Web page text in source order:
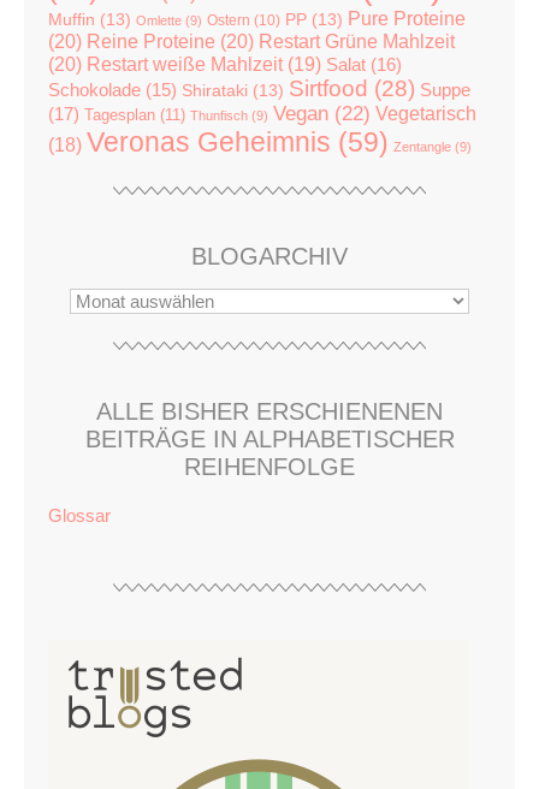
Muffin (13) Omlette (9) Ostern (10) PP (13) Pure Proteine
(20) Reine Proteine (20) Restart Grüne Mahlzeit
(20) Restart weiße Mahlzeit (19) Salat (16)
Schokolade (15) Shirataki (13) Sirtfood (28) Suppe
(17)
Tagesplan (11) Thunfisch (9) Vegan (22) Vegetarisch
(18) Veronas Geheimnis (59) Zentangle (9)
BLOGARCHIV
ALLE BISHER ERSCHIENENEN
BEITRÄGE IN ALPHABETISCHER
REIHENFOLGE
Glossar